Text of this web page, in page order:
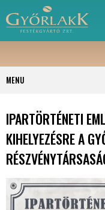
MENU
IPARTÖRTÉNETI
KIHELYEZÉSRE A